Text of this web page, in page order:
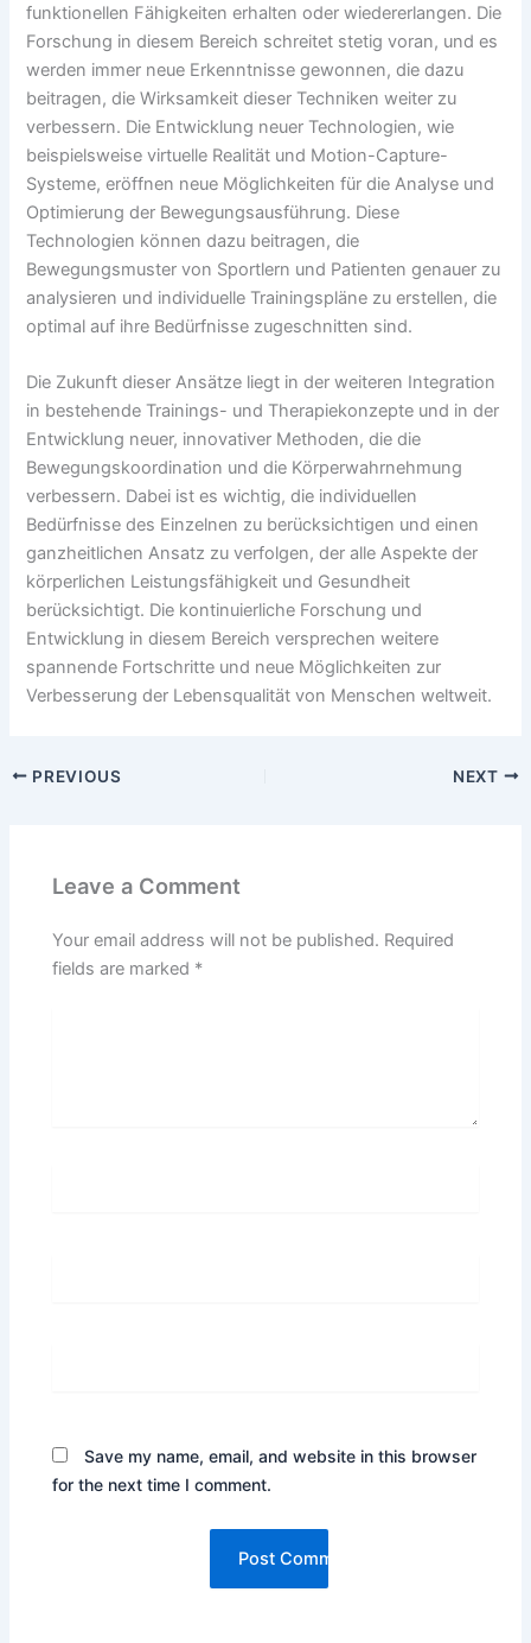
funktionellen Fähigkeiten erhalten oder wiedererlangen. Die
Forschung in diesem Bereich schreitet stetig voran, und es
werden immer neue Erkenntnisse gewonnen, die dazu
beitragen, die Wirksamkeit dieser Techniken weiter zu
verbessern. Die Entwicklung neuer Technologien, wie
beispielsweise virtuelle Realität und Motion-Capture-
Systeme, eröffnen neue Möglichkeiten für die Analyse und
Optimierung der Bewegungsausführung. Diese
Technologien können dazu beitragen, die
Bewegungsmuster von Sportlern und Patienten genauer zu
analysieren und individuelle Trainingspläne zu erstellen, die
optimal auf ihre Bedürfnisse zugeschnitten sind.
Die Zukunft dieser Ansätze liegt in der weiteren Integration
in bestehende Trainings- und Therapiekonzepte und in der
Entwicklung neuer, innovativer Methoden, die die
Bewegungskoordination und die Körperwahrnehmung
verbessern. Dabei ist es wichtig, die individuellen
Bedürfnisse des Einzelnen zu berücksichtigen und einen
ganzheitlichen Ansatz zu verfolgen, der alle Aspekte der
körperlichen Leistungsfähigkeit und Gesundheit
berücksichtigt. Die kontinuierliche Forschung und
Entwicklung in diesem Bereich versprechen weitere
spannende Fortschritte und neue Möglichkeiten zur
Verbesserung der Lebensqualität von Menschen weltweit.
PREVIOUS NEXT
Leave a Comment
Your email address will not be published. Required
fields are marked *
Save my name, email, and website in this browser
for the next time I comment.